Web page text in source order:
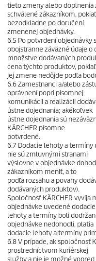
tieto zmeny alebo doplnenia
schválené zákazníkom,
bezodkladne po doručení
zmenenej objednávky.
6.5 Po potvrdení objednávky
obojstranne záväzné údaje o
množstve dodávaných
cena týchto produktov,
jej zmene nedôjde podľa
6.6 Zamestnanci a/alebo
oprávnení popri písomnej
komunikácii a realizácii
ústne dojednania; akékoľvek
ústne dojednania sú
KÄRCHER písomne
potvrdené.
6.7 Dodacie lehoty a termíny
nie sú zmluvnými stranami
výslovne v objednávke
zákazníkom meniť, a to
podľa rozsahu a povahy
dodávaných produktov).
Spoločnosť KÄRCHER vyvíja
objednávke uvedené dodacie
lehoty a termíny boli
objednávke nedohodli, platia
dodacie lehoty a termíny
6.8 V prípade, ak spoločnosť
prostredníctvom kuriérskej
služby a nie je možné